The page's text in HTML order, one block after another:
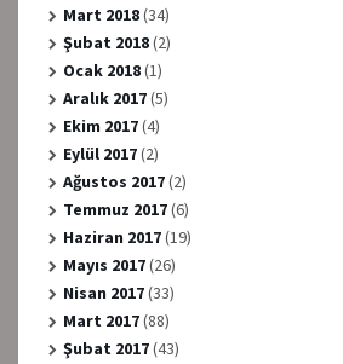
Mart 2018(34)
Şubat 2018(2)
Ocak 2018(1)
Aralık 2017(5)
Ekim 2017(4)
Eylül 2017(2)
Ağustos 2017(2)
Temmuz 2017(6)
Haziran 2017(19)
Mayıs 2017(26)
Nisan 2017(33)
Mart 2017(88)
Şubat 2017(43)